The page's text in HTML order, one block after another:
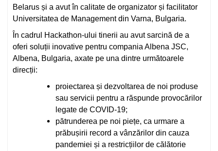
Belarus și a avut în calitate de organizator și facilitator
Universitatea de Management din Varna, Bulgaria.
În cadrul Hackathon-ului tinerii au avut sarcină de a
oferi soluții inovative pentru compania Albena JSC,
Albena, Bulgaria, axate pe una dintre următoarele
direcții:
proiectarea și dezvoltarea de noi produse
sau servicii pentru a răspunde provocărilor
legate de COVID-19;
pătrunderea pe noi piețe, ca urmare a
prăbușirii record a vânzărilor din cauza
pandemiei și a restricțiilor de călătorie